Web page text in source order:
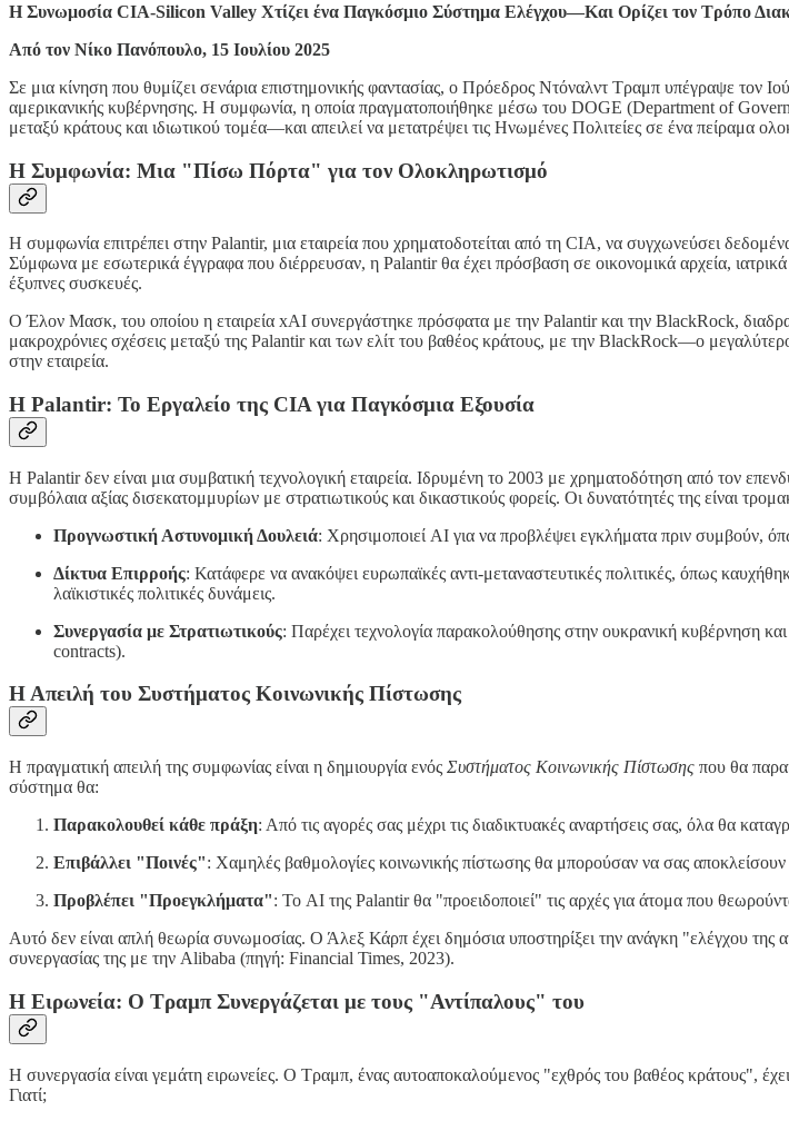
Η Συνωμοσία CIA-Silicon Valley Χτίζει ένα Παγκόσμιο Σύστημα Ελέγχου—Και Ορίζει τον Τρόπο
Από τον Νίκο Πανόπουλο, 15 Ιουλίου 2025
Σε μια κίνηση που θυμίζει σενάρια επιστημονικής φαντασίας, ο Πρόεδρος Ντόναλντ Τραμπ υπέγραψε τον
αμερικανικής κυβέρνησης. Η συμφωνία, η οποία πραγματοποιήθηκε μέσω του DOGE (Department of
μεταξύ κράτους και ιδιωτικού τομέα—και απειλεί να μετατρέψει τις Ηνωμένες Πολιτείες σε ένα πείραμα
Η Συμφωνία: Μια "Πίσω Πόρτα" για τον Ολοκληρωτισμό
Η συμφωνία επιτρέπει στην Palantir, μια εταιρεία που χρηματοδοτείται από τη CIA, να συγχωνεύσει
Σύμφωνα με εσωτερικά έγγραφα που διέρρευσαν, η Palantir θα έχει πρόσβαση σε οικονομικά αρχεία,
έξυπνες συσκευές.
Ο Έλον Μασκ, του οποίου η εταιρεία xAI συνεργάστηκε πρόσφατα με την Palantir και την BlackRock,
μακροχρόνιες σχέσεις μεταξύ της Palantir και των ελίτ του βαθέος κράτους, με την BlackRock—ο
στην εταιρεία.
Η Palantir: Το Εργαλείο της CIA για Παγκόσμια Εξουσία
Η Palantir δεν είναι μια συμβατική τεχνολογική εταιρεία. Ιδρυμένη το 2003 με χρηματοδότηση από τον
συμβόλαια αξίας δισεκατομμυρίων με στρατιωτικούς και δικαστικούς φορείς. Οι δυνατότητές της είναι
Προγνωστική Αστυνομική Δουλειά: Χρησιμοποιεί AI για να προβλέψει εγκλήματα πριν συμβούν,
Δίκτυα Επιρροής: Κατάφερε να ανακόψει ευρωπαϊκές αντι-μεταναστευτικές πολιτικές, όπως
λαϊκιστικές πολιτικές δυνάμεις.
Συνεργασία με Στρατιωτικούς: Παρέχει τεχνολογία παρακολούθησης στην ουκρανική κυβέρνηση
contracts).
Η Απειλή του Συστήματος Κοινωνικής Πίστωσης
Η πραγματική απειλή της συμφωνίας είναι η δημιουργία ενός Συστήματος Κοινωνικής Πίστωσης που θα
σύστημα θα:
Παρακολουθεί κάθε πράξη: Από τις αγορές σας μέχρι τις διαδικτυακές αναρτήσεις σας, όλα θα
Επιβάλλει "Ποινές": Χαμηλές βαθμολογίες κοινωνικής πίστωσης θα μπορούσαν να σας αποκλείσουν
Προβλέπει "Προεγκλήματα": Το AI της Palantir θα "προειδοποιεί" τις αρχές για άτομα που
Αυτό δεν είναι απλή θεωρία συνωμοσίας. Ο Άλεξ Κάρπ έχει δημόσια υποστηρίξει την ανάγκη "ελέγχου της
συνεργασίας της με την Alibaba (πηγή: Financial Times, 2023).
Η Ειρωνεία: Ο Τραμπ Συνεργάζεται με τους "Αντίπαλους" του
Η συνεργασία είναι γεμάτη ειρωνείες. Ο Τραμπ, ένας αυτοαποκαλούμενος "εχθρός του βαθέος κράτους",
Γιατί;